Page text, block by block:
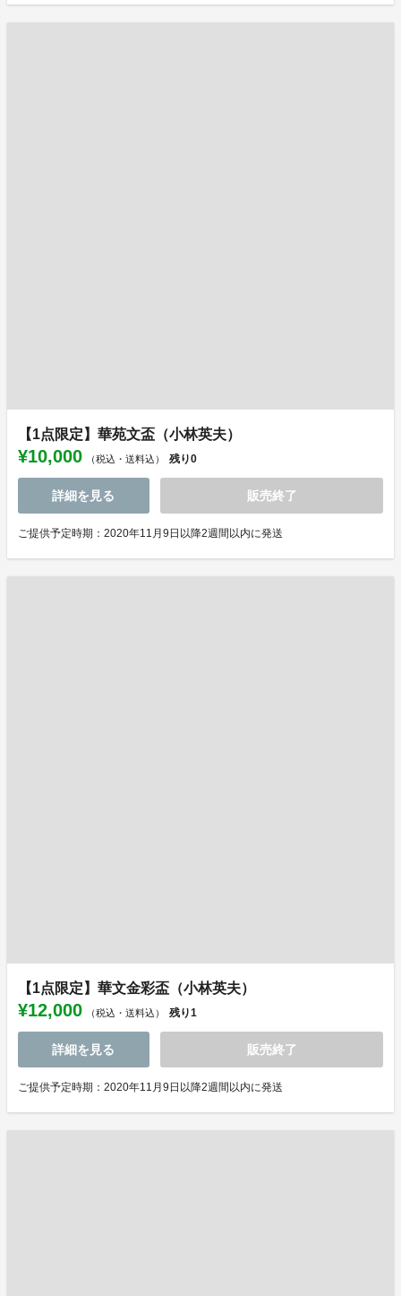
【1点限定】華苑文盃（小林英夫）
¥10,000 （税込・送料込） 残り0
詳細を見る 販売終了
ご提供予定時期：2020年11月9日以降2週間以内に発送
【1点限定】華文金彩盃（小林英夫）
¥12,000 （税込・送料込） 残り1
詳細を見る 販売終了
ご提供予定時期：2020年11月9日以降2週間以内に発送